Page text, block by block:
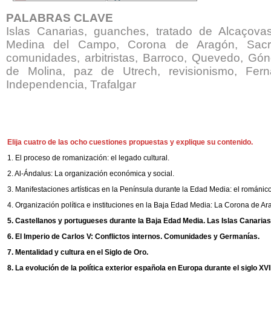
PALABRAS CLAVE
Islas Canarias, guanches, tratado de
Medina del Campo, Corona de Aragón,
comunidades, arbitristas, Barroco, Quevedo,
de Molina, paz de Utrech, revisionismo,
Independencia, Trafalgar
Elija cuatro de las ocho cuestiones propuestas y explique su contenido.
1. El proceso de romanización: el legado cultural.
2. Al-Ándalus: La organización económica y social.
3. Manifestaciones artísticas en la Península durante la Edad Media: el
4. Organización política e instituciones en la Baja Edad Media: La Corona de
5. Castellanos y portugueses durante la Baja Edad Media. Las Islas
6. El Imperio de Carlos V: Conflictos internos. Comunidades y Germanías.
7. Mentalidad y cultura en el Siglo de Oro.
8. La evolución de la política exterior española en Europa durante el siglo